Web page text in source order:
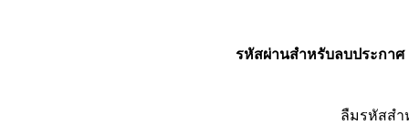
รหัสผ่านสำหรับลบประกาศ
ลืมรหัสส